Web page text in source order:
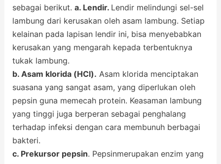
sebagai berikut. a. Lendir. Lendir melindungi sel-sel
lambung dari kerusakan oleh asam lambung. Setiap
kelainan pada lapisan lendir ini, bisa menyebabkan
kerusakan yang mengarah kepada terbentuknya
tukak lambung.
b. Asam klorida (HCl). Asam klorida menciptakan
suasana yang sangat asam, yang diperlukan oleh
pepsin guna memecah protein. Keasaman lambung
yang tinggi juga berperan sebagai penghalang
terhadap infeksi dengan cara membunuh berbagai
bakteri.
c. Prekursor pepsin. Pepsinmerupakan enzim yang